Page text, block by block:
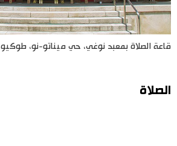
قاعة الصلاة بمعبد نوغي، حي ميناتو-نو، طوكيو
الصلاة